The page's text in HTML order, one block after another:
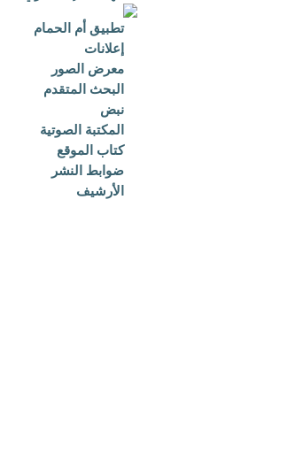
تطبيق أم الحمام
إعلانات
معرض الصور
البحث المتقدم
نبض
المكتبة الصوتية
كتاب الموقع
ضوابط النشر
الأرشيف